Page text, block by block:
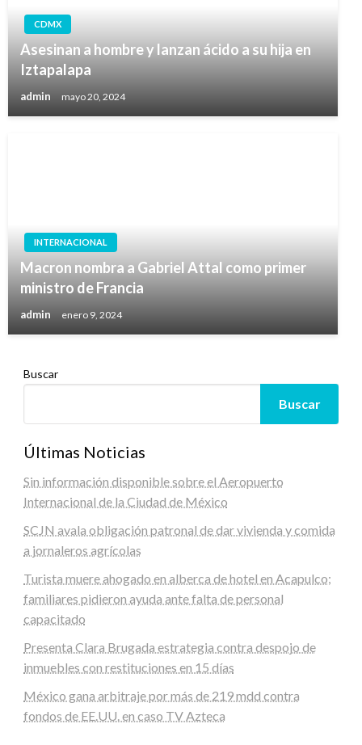
CDMX
Asesinan a hombre y lanzan ácido a su hija en
Iztapalapa
admin mayo 20, 2024
INTERNACIONAL
Macron nombra a Gabriel Attal como primer
ministro de Francia
admin enero 9, 2024
Buscar
Buscar
Últimas Noticias
Sin información disponible sobre el Aeropuerto
Internacional de la Ciudad de México
SCJN avala obligación patronal de dar vivienda y comida
a jornaleros agrícolas
Turista muere ahogado en alberca de hotel en Acapulco;
familiares pidieron ayuda ante falta de personal
capacitado
Presenta Clara Brugada estrategia contra despojo de
inmuebles con restituciones en 15 días
México gana arbitraje por más de 219 mdd contra
fondos de EE.UU. en caso TV Azteca